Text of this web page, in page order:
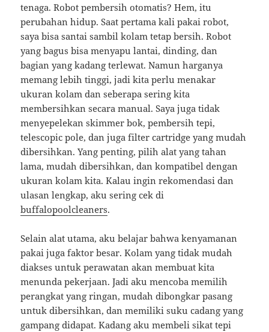
tenaga. Robot pembersih otomatis? Hem, itu
perubahan hidup. Saat pertama kali pakai robot,
saya bisa santai sambil kolam tetap bersih. Robot
yang bagus bisa menyapu lantai, dinding, dan
bagian yang kadang terlewat. Namun harganya
memang lebih tinggi, jadi kita perlu menakar
ukuran kolam dan seberapa sering kita
membersihkan secara manual. Saya juga tidak
menyepelekan skimmer bok, pembersih tepi,
telescopic pole, dan juga filter cartridge yang mudah
dibersihkan. Yang penting, pilih alat yang tahan
lama, mudah dibersihkan, dan kompatibel dengan
ukuran kolam kita. Kalau ingin rekomendasi dan
ulasan lengkap, aku sering cek di
buffalopoolcleaners.
Selain alat utama, aku belajar bahwa kenyamanan
pakai juga faktor besar. Kolam yang tidak mudah
diakses untuk perawatan akan membuat kita
menunda pekerjaan. Jadi aku mencoba memilih
perangkat yang ringan, mudah dibongkar pasang
untuk dibersihkan, dan memiliki suku cadang yang
gampang didapat. Kadang aku membeli sikat tepi